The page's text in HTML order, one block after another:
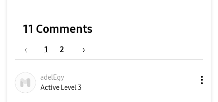
11 Comments
1 2
adelEgy
Active Level 3